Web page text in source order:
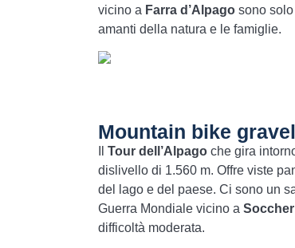
vicino a Farra d’Alpagosono solo
amanti della natura e le famiglie.
Mountain bike gravel
Tour dell’Alpagoche gira
dislivello di 1.560 m. Offre viste
del lago e del paese. Ci sono un
Guerra Mondiale vicino a Soccher
difficoltà moderata.